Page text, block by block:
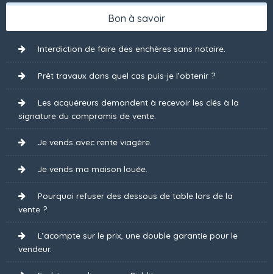
Bon à savoir
Interdiction de faire des enchères sans notaire.
Prêt travaux dans quel cas puis-je l’obtenir ?
Les acquéreurs demandent à recevoir les clés à la
signature du compromis de vente.
Je vends avec rente viagère.
Je vends ma maison louée.
Pourquoi refuser des dessous de table lors de la
vente ?
L’acompte sur le prix, une double garantie pour le
vendeur.